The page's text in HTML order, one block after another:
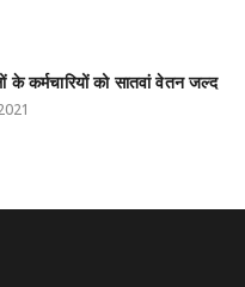
के कर्मचारियों को सातवां वेतन जल्द